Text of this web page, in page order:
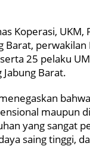
Koperasi, UKM,
Barat,
25 pelaku
Barat.
maupun
yang sangat
saing tinggi,